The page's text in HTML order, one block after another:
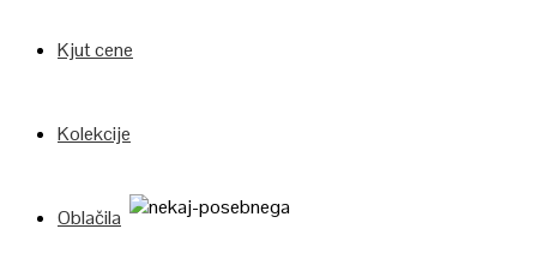
Kjut cene
Kolekcije
Oblačila